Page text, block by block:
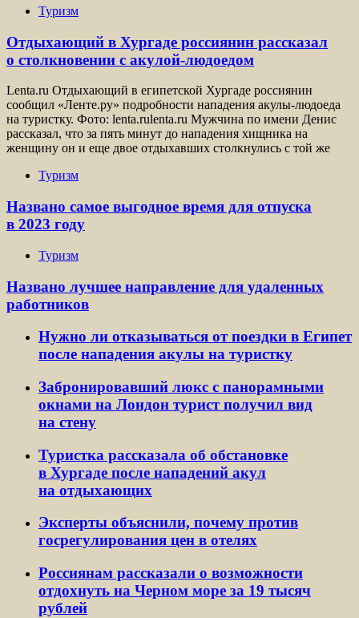
Туризм
Отдыхающий в Хургаде россиянин рассказал
о столкновении с акулой-людоедом
Lenta.ru Отдыхающий в египетской Хургаде россиянин
сообщил «Ленте.ру» подробности нападения акулы-людоеда
на туристку. Фото: lenta.rulenta.ru Мужчина по имени Денис
рассказал, что за пять минут до нападения хищника на
женщину он и еще двое отдыхавших столкнулись с той же
Туризм
Названо самое выгодное время для отпуска
в 2023 году
Туризм
Названо лучшее направление для удаленных
работников
Нужно ли отказываться от поездки в Египет
после нападения акулы на туристку
Забронировавший люкс с панорамными
окнами на Лондон турист получил вид
на стену
Туристка рассказала об обстановке
в Хургаде после нападений акул
на отдыхающих
Эксперты объяснили, почему против
госрегулирования цен в отелях
Россиянам рассказали о возможности
отдохнуть на Черном море за 19 тысяч
рублей